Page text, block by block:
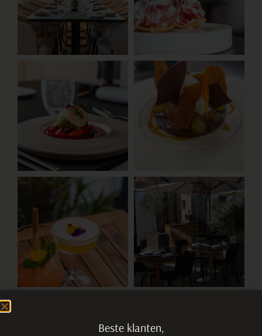
Beste klanten,